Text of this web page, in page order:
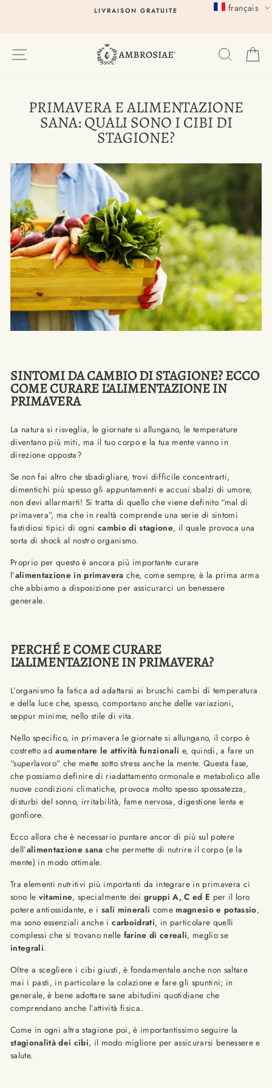
LIVRAISON GRATUITE
PRIMAVERA E ALIMENTAZIONE
SANA: QUALI SONO I CIBI DI
STAGIONE?
SINTOMI DA CAMBIO DI STAGIONE? ECCO
COME CURARE L’ALIMENTAZIONE IN
PRIMAVERA
La natura si risveglia, le giornate si allungano, le temperature
diventano più miti, ma il tuo corpo e la tua mente vanno in
direzione opposta?
Se non fai altro che sbadigliare, trovi difficile concentrarti,
dimentichi più spesso gli appuntamenti e accusi sbalzi di umore,
non devi allarmarti! Si tratta di quello che viene definito “mal di
primavera”, ma che in realtà comprende una serie di sintomi
fastidiosi tipici di ogni cambio di stagione, il quale provoca una
sorta di shock al nostro organismo.
Proprio per questo è ancora più importante curare
l’alimentazione in primavera che, come sempre, è la prima arma
che abbiamo a disposizione per assicurarci un benessere
generale.
PERCHÉ E COME CURARE
L’ALIMENTAZIONE IN PRIMAVERA?
L’organismo fa fatica ad adattarsi ai bruschi cambi di temperatura
e della luce che, spesso, comportano anche delle variazioni,
seppur minime, nello stile di vita.
Nello specifico, in primavera le giornate si allungano, il corpo è
costretto adaumentare le attività funzionali e, quindi, a fare un
“superlavoro” che mette sotto stress anche la mente. Questa fase,
che possiamo definire di riadattamento ormonale e metabolico alle
nuove condizioni climatiche, provoca molto spesso spossatezza,
disturbi del sonno, irritabilità, fame nervosa, digestione lenta e
gonfiore.
Ecco allora che è necessario puntare ancor di più sul potere
dell’alimentazione sanache permette di nutrire il corpo (e la
mente) in modo ottimale.
Tra elementi nutritivi più importanti da integrare in primavera ci
sono le vitamine, specialmente dei gruppi A, C ed E per il loro
potere antiossidante, e i sali minerali comemagnesio e potassio,
ma sono essenziali anche icarboidrati, in particolare quelli
complessi che si trovano nelle farine di cereali, meglio se
integrali.
Oltre a scegliere i cibi giusti, è fondamentale anche non saltare
mai i pasti, in particolare la colazione e fare gli spuntini; in
generale, è bene adottare sane abitudini quotidiane che
comprendano anche l’attività fisica.
Come in ogni altra stagione poi, è importantissimo seguire la
stagionalità dei cibi, il modo migliore per assicurarsi benessere e
salute.
français